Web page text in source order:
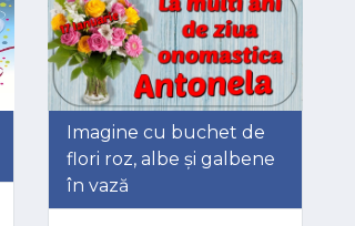
Imagine cu buchet de
flori roz, albe și galbene
în vază